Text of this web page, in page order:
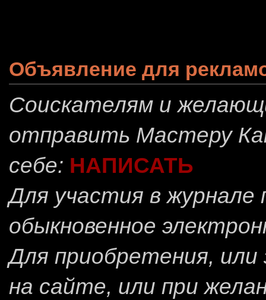
Объявление для
Соискателям и
отправить Мастеру
себе: НАПИСАТЬ
Для участия в
обыкновенное
Для приобретения, или
на сайте, или при